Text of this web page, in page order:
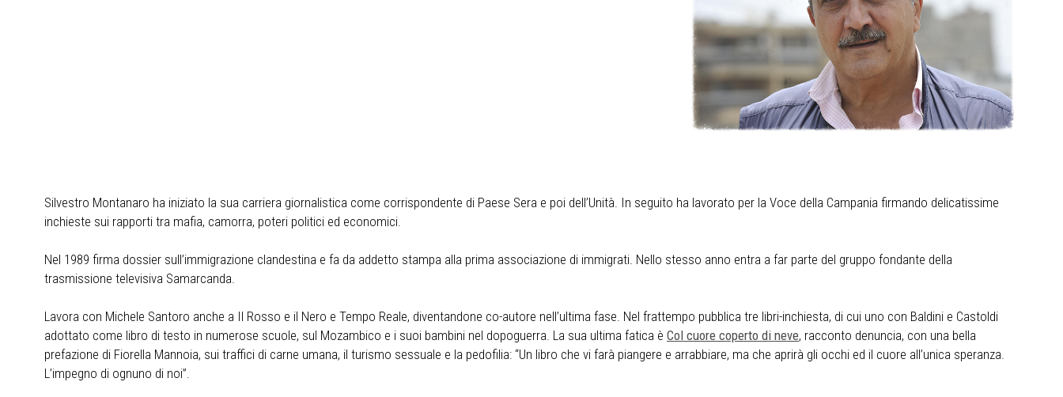
Silvestro Montanaro ha iniziato la sua carriera giornalistica come corrispondente di Paese Sera e poi dell’Unità. In seguito ha lavorato per la Voce della Campania firmando delicatissime
inchieste sui rapporti tra mafia, camorra, poteri politici ed economici.
Nel 1989 firma dossier sull’immigrazione clandestina e fa da addetto stampa alla prima associazione di immigrati. Nello stesso anno entra a far parte del gruppo fondante della
trasmissione televisiva Samarcanda.
Lavora con Michele Santoro anche a Il Rosso e il Nero e Tempo Reale, diventandone co-autore nell’ultima fase. Nel frattempo pubblica tre libri-inchiesta, di cui uno con Baldini e Castoldi
adottato come libro di testo in numerose scuole, sul Mozambico e i suoi bambini nel dopoguerra. La sua ultima fatica è Col cuore coperto di neve, racconto denuncia, con una bella
prefazione di Fiorella Mannoia, sui traffici di carne umana, il turismo sessuale e la pedofilia: “Un libro che vi farà piangere e arrabbiare, ma che aprirà gli occhi ed il cuore all’unica speranza.
L’impegno di ognuno di noi”.